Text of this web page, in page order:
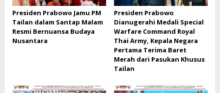
Presiden Prabowo Jamu PM
Tailan dalam Santap Malam
Resmi Bernuansa Budaya
Nusantara
Presiden Prabowo
Dianugerahi Medali Special
Warfare Command Royal
Thai Army, Kepala Negara
Pertama Terima Baret
Merah dari Pasukan Khusus
Tailan